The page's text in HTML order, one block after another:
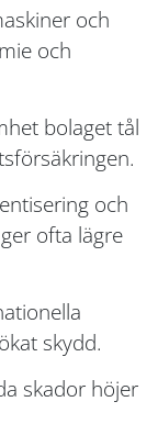
och
och
bolaget tål
och
ofta lägre
skydd.
skador höjer